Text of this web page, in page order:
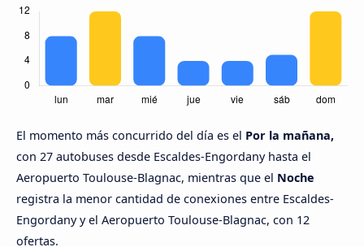
El momento más concurrido del día es el Por la mañana,
con 27 autobuses desde Escaldes-Engordany hasta el
Aeropuerto Toulouse-Blagnac, mientras que el Noche
registra la menor cantidad de conexiones entre Escaldes-
Engordany y el Aeropuerto Toulouse-Blagnac, con 12
ofertas.